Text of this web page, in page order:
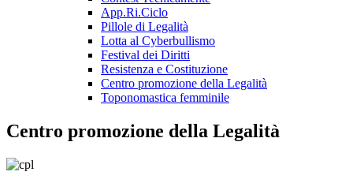
App.Ri.Ciclo
Pillole di Legalità
Lotta al Cyberbullismo
Festival dei Diritti
Resistenza e Costituzione
Centro promozione della Legalità
Toponomastica femminile
Centro promozione della Legalità